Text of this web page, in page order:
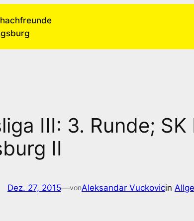
III: 3. Runde;
II
Dez. 27, 2015—vonAleksandar Vuckovicin